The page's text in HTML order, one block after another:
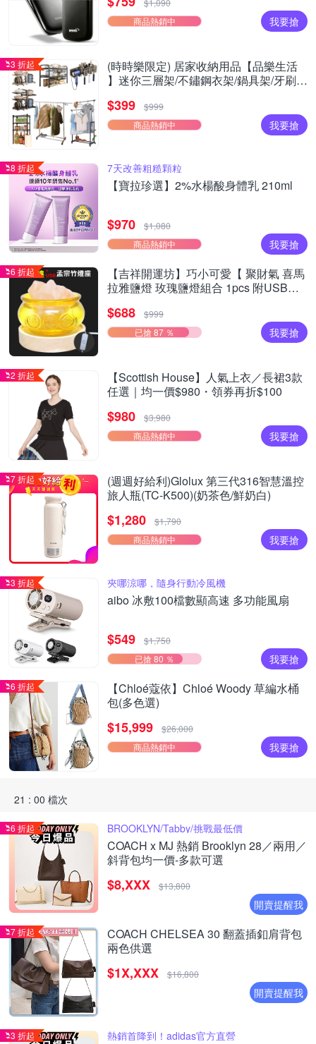
$1,090
商品熱銷中
我要搶
3 折起
(時時樂限定) 居家收納用品【品樂生活
】迷你三層架/不鏽鋼衣架/鍋具架/牙刷
$399
$999
商品熱銷中
我要搶
8 折起 7天改善粗糙顆粒
【寶拉珍選】2%水楊酸身體乳 210ml
$970
$1,080
商品熱銷中
我要搶
6 折起
【吉祥開運坊】巧小可愛【 聚財氣 喜馬
拉雅鹽燈 玫瑰鹽燈組合 1pcs 附USB燈
$688
$999
已搶 87 ％
我要搶
2 折起
【Scottish House】人氣上衣／長裙3款
任選｜均一價$980・領券再折$100
$980
$3,980
商品熱銷中
我要搶
7 折起
(週週好給利)Glolux 第三代316智慧溫控
旅人瓶(TC-K500)(奶茶色/鮮奶白)
$1,280
$1,790
商品熱銷中
我要搶
3 折起 夾哪涼哪，隨身行動冷風機
aibo 冰敷100檔數顯高速 多功能風扇
$549
$1,750
已搶 80 ％
我要搶
6 折起
【Chloé蔻依】Chloé Woody 草編水桶
包(多色選)
$15,999
$26,000
商品熱銷中
我要搶
21 : 00 檔次
6 折起 BROOKLYN/Tabby/挑戰最低價
COACH x MJ 熱銷 Brooklyn 28／兩用／
斜背包均一價-多款可選
$8,XXX $13,800
開賣提醒我
7 折起
COACH CHELSEA 30 翻蓋插釦肩背包
兩色供選
$1X,XXX $16,800
開賣提醒我
3 折起 熱銷首降到！adidas官方直營